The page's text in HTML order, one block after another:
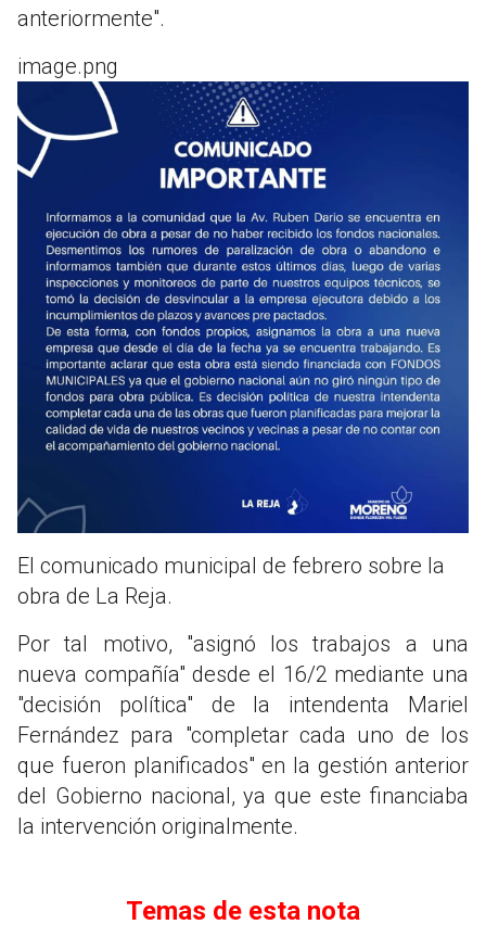
anteriormente".
image.png
El comunicado municipal de febrero sobre la
obra de La Reja.
Por tal motivo, "asignó los trabajos a una
nueva compañía" desde el 16/2 mediante una
"decisión política" de la intendenta Mariel
Fernández para "completar cada uno de los
que fueron planificados" en la gestión anterior
del Gobierno nacional, ya que este financiaba
la intervención originalmente.
Temas de esta nota